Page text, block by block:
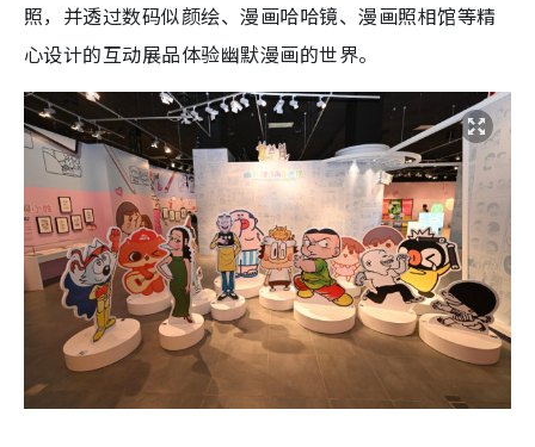
照，并透过数码似颜绘、漫画哈哈镜、漫画照相馆等精
心设计的互动展品体验幽默漫画的世界。